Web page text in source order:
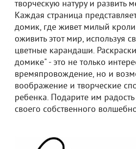
творческую натуру и развить
Каждая страница
домик, где живет милый
оживить этот мир, используя
цветные карандаши.
домике" - это не только
времяпровождение, но и
воображение и творческие
ребенка. Подарите им радость
своего собственного